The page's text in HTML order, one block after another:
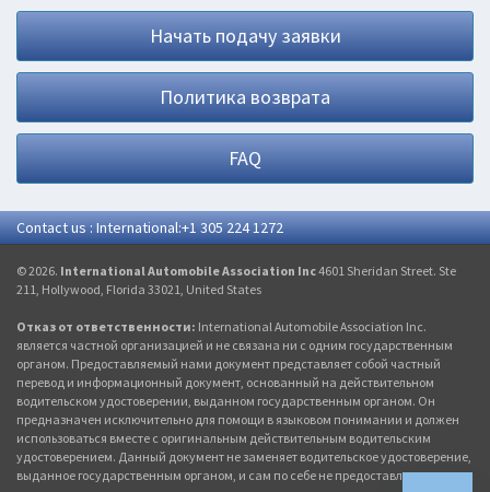
Начать подачу заявки
Политика возврата
FAQ
Contact us : International:+1 305 224 1272
© 2026. International Automobile Association Inc4601 Sheridan Street. Ste
211, Hollywood, Florida 33021, United States
Отказ от ответственности: International Automobile Association Inc.
является частной организацией и не связана ни с одним государственным
органом. Предоставляемый нами документ представляет собой частный
перевод и информационный документ, основанный на действительном
водительском удостоверении, выданном государственным органом. Он
предназначен исключительно для помощи в языковом понимании и должен
использоваться вместе с оригинальным действительным водительским
удостоверением. Данный документ не заменяет водительское удостоверение,
выданное государственным органом, и сам по себе не предоставляет никаких